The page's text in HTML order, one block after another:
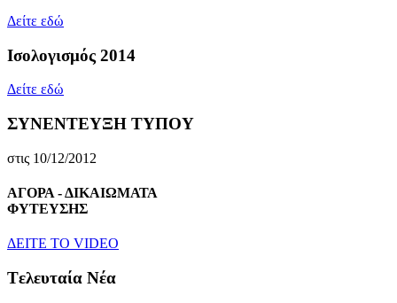
Δείτε εδώ
Ισολογισμός 2014
Δείτε εδώ
ΣΥΝΕΝΤΕΥΞΗ ΤΥΠΟΥ
στις 10/12/2012
ΑΓΟΡΑ - ΔΙΚΑΙΩΜΑΤΑ
ΦΥΤΕΥΣΗΣ
ΔEITE TO VIDEO
Tελευταία Nέα